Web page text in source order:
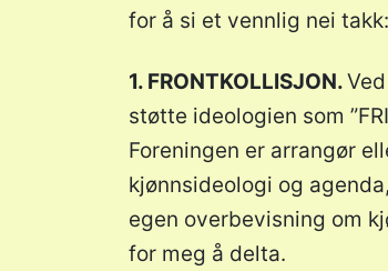
for å si et vennlig nei takk:
1. FRONTKOLLISJON.
støtte ideologien som
Foreningen er arrangør
kjønnsideologi og
egen overbevisning om
for meg å delta.